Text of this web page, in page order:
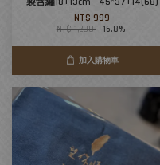
NT$ 999
NT$ 1,200 -16.8%
加入購物車